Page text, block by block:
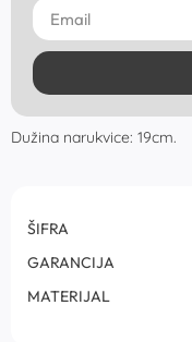
Dužina narukvice: 19cm.
ŠIFRA
GARANCIJA
MATERIJAL